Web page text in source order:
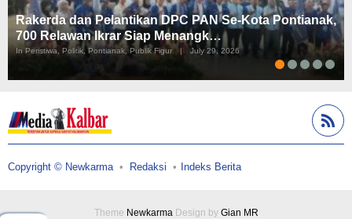
Rakerda dan Pelantikan DPC PAN Se-Kota Pontianak,
700 Relawan Ikrar Siap Menangk…
In Peristiwa, Politik, Pontianak, Publik Figur July 29, 2026
Copyright © Newkarma Redaksi Indeks Berita
Theme NewkarmaDesign by Gian MR